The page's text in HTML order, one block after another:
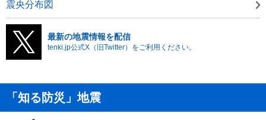
震央分布図
最新の地震情報を配信
tenki.jp公式X（旧Twitter）をご利用ください。
「知る防災」地震